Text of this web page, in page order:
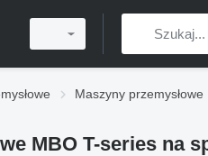
Maszyny przemysłowe
MBO T-series na